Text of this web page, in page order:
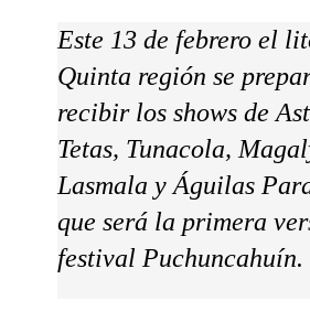
Este 13 de febrero el
Quinta región se
recibir los shows de
Tetas, Tunacola,
Lasmala y Águilas
que será la primera
festival Puchuncahuín.